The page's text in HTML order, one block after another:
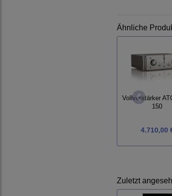
Ähnliche
Vollverstärker
150
4.710,00
Zuletzt